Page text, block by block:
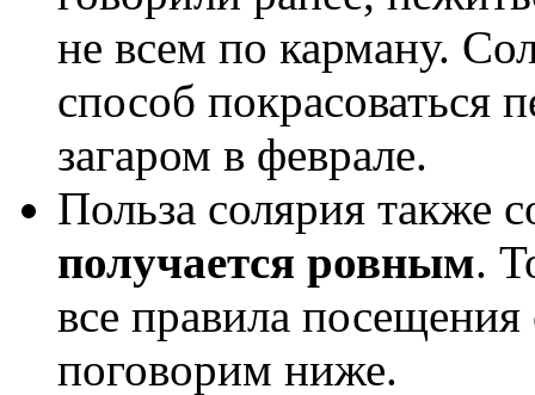
не всем по карману.
способ покрасоваться
загаром в феврале.
Польза солярия также
получается ровным.
все правила
поговорим ниже.